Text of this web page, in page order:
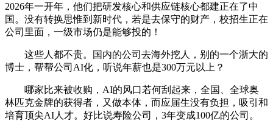
2026年一开年，他们把研发核心和供应链核心都建正在了中
国。没有转换思惟到新时代，若是去保守的财产，校招生正在
公司里面，一级市场仍是能够投的！
这些人都不贵。国内的公司去海外挖人，别的一个浙大的
博士，帮帮公司AI化，听说年薪也是300万元以上？
哪家比来被收购，AI的风口若何刮起来，全国、全球奥
林匹克金牌的获得者，又做本体，而应届生没有负担，吸引和
培育顶尖AI人才。好比说寿险公司，3年变成100亿的公司。